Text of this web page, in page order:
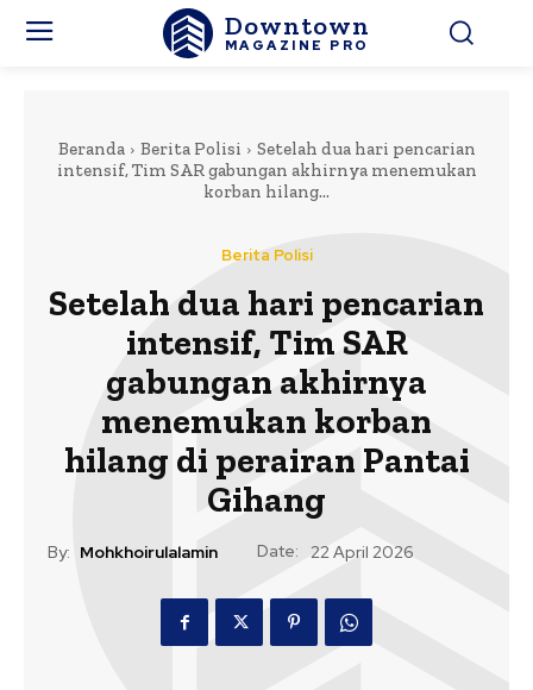
Downtown
MAGAZINE PRO
Beranda Berita Polisi
Setelah dua hari pencarian
intensif, Tim SAR gabungan akhirnya menemukan
korban hilang...
Berita Polisi
Setelah dua hari pencarian
intensif, Tim SAR
gabungan akhirnya
menemukan korban
hilang di perairan Pantai
Gihang
By: Mohkhoirulalamin Date: 22 April 2026